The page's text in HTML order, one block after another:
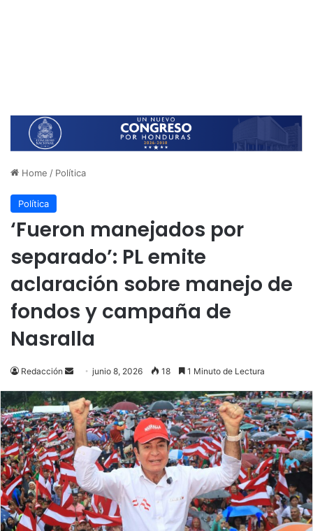
Home / Política
Política
‘Fueron manejados por
separado’: PL emite
aclaración sobre manejo de
fondos y campaña de
Nasralla
Redacción
Send
email
junio 8, 2026 18 1 Minuto de Lectura